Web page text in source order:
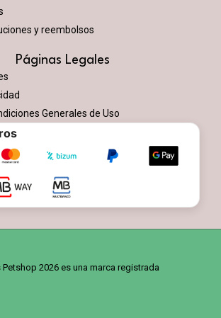
y reembolsos
Páginas Legales
Generales de Uso
Petshop 2026 es una marca registrada